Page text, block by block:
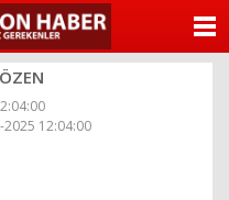
2025 12:04:00
ANASAYFA
YAZARLAR